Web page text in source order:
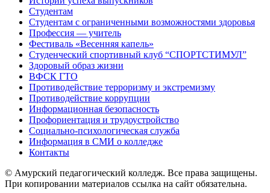
Студентам
Студентам с ограниченными возможностями здоровья
Профессия — учитель
Фестиваль «Весенняя капель»
Студенческий спортивный клуб “СПОРТСТИМУЛ”
Здоровый образ жизни
ВФСК ГТО
Противодействие терроризму и экстремизму
Противодействие коррупции
Информационная безопасность
Профориентация и трудоустройство
Социально-психологическая служба
Информация в СМИ о колледже
Контакты
© Амурский педагогический колледж. Все права защищены.
При копировании материалов ссылка на сайт обязательна.